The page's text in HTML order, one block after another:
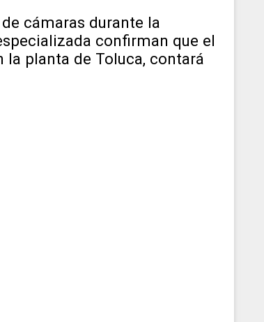
cámaras durante la
confirman que el
planta de Toluca, contará